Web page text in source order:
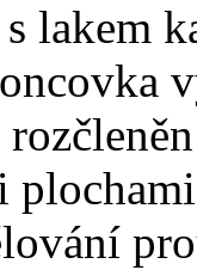
lakem